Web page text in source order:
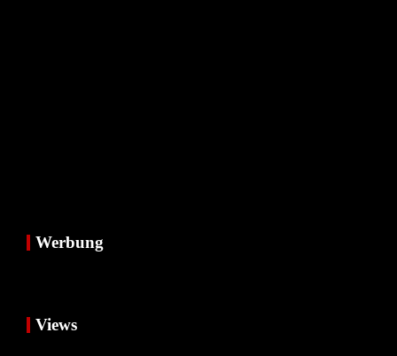
Werbung
Views